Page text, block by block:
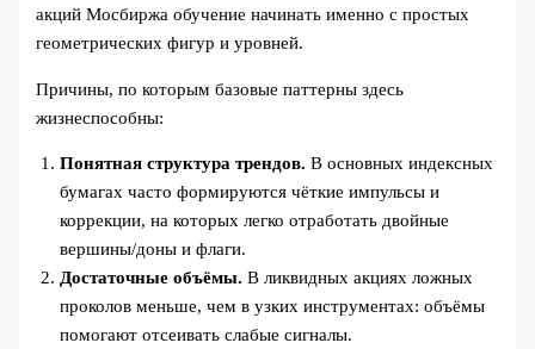
акций Мосбиржа обучение начинать именно с простых
геометрических фигур и уровней.
Причины, по которым базовые паттерны здесь
жизнеспособны:
Понятная структура трендов. В основных индексных
бумагах часто формируются чёткие импульсы и
коррекции, на которых легко отработать двойные
вершины/доны и флаги.
Достаточные объёмы. В ликвидных акциях ложных
проколов меньше, чем в узких инструментах: объёмы
помогают отсеивать слабые сигналы.